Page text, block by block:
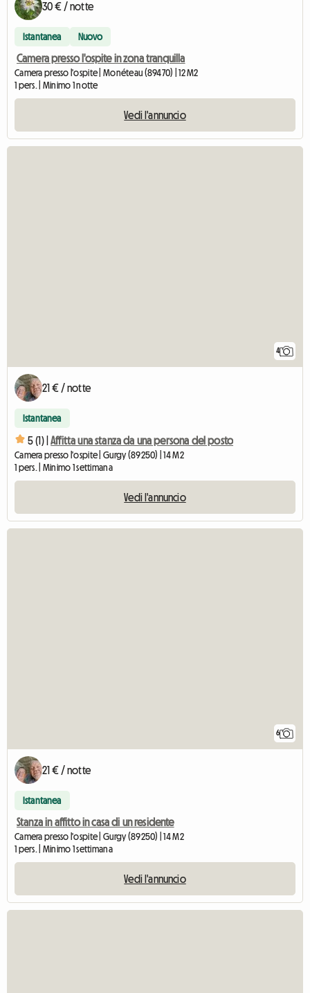
30 € / notte
Istantanea Nuovo
Camera presso l'ospite in zona tranquilla
Camera presso l'ospite | Monéteau (89470) | 12 M2
1 pers. | Minimo 1 notte
Vedi l'annuncio
4
21 € / notte
Istantanea
5 (1) | Affitta una stanza da una persona del posto
Camera presso l'ospite | Gurgy (89250) | 14 M2
1 pers. | Minimo 1 settimana
Vedi l'annuncio
6
21 € / notte
Istantanea
Stanza in affitto in casa di un residente
Camera presso l'ospite | Gurgy (89250) | 14 M2
1 pers. | Minimo 1 settimana
Vedi l'annuncio